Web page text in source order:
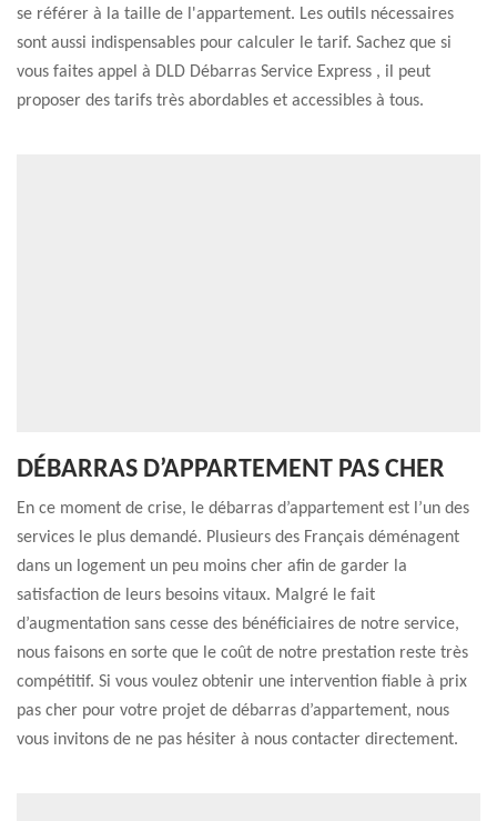
se référer à la taille de l'appartement. Les outils nécessaires
sont aussi indispensables pour calculer le tarif. Sachez que si
vous faites appel à DLD Débarras Service Express , il peut
proposer des tarifs très abordables et accessibles à tous.
DÉBARRAS D’APPARTEMENT PAS CHER
En ce moment de crise, le débarras d’appartement est l’un des
services le plus demandé. Plusieurs des Français déménagent
dans un logement un peu moins cher afin de garder la
satisfaction de leurs besoins vitaux. Malgré le fait
d’augmentation sans cesse des bénéficiaires de notre service,
nous faisons en sorte que le coût de notre prestation reste très
compétitif. Si vous voulez obtenir une intervention fiable à prix
pas cher pour votre projet de débarras d’appartement, nous
vous invitons de ne pas hésiter à nous contacter directement.